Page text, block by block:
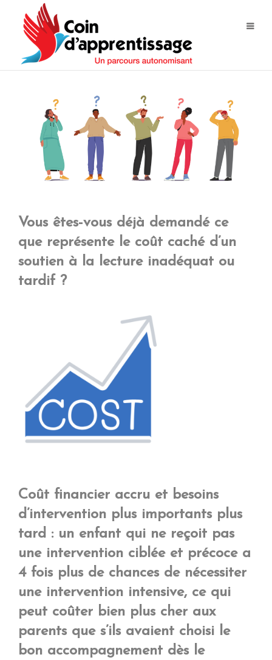
Vous êtes-vous déjà demandé ce
que représente le coût caché d’un
soutien à la lecture inadéquat ou
tardif ?
Coût financier accru et besoins
d’intervention plus importants plus
tard : un enfant qui ne reçoit pas
une intervention ciblée et précoce a
4 fois plus de chances de nécessiter
une intervention intensive, ce qui
peut coûter bien plus cher aux
parents que s’ils avaient choisi le
bon accompagnement dès le